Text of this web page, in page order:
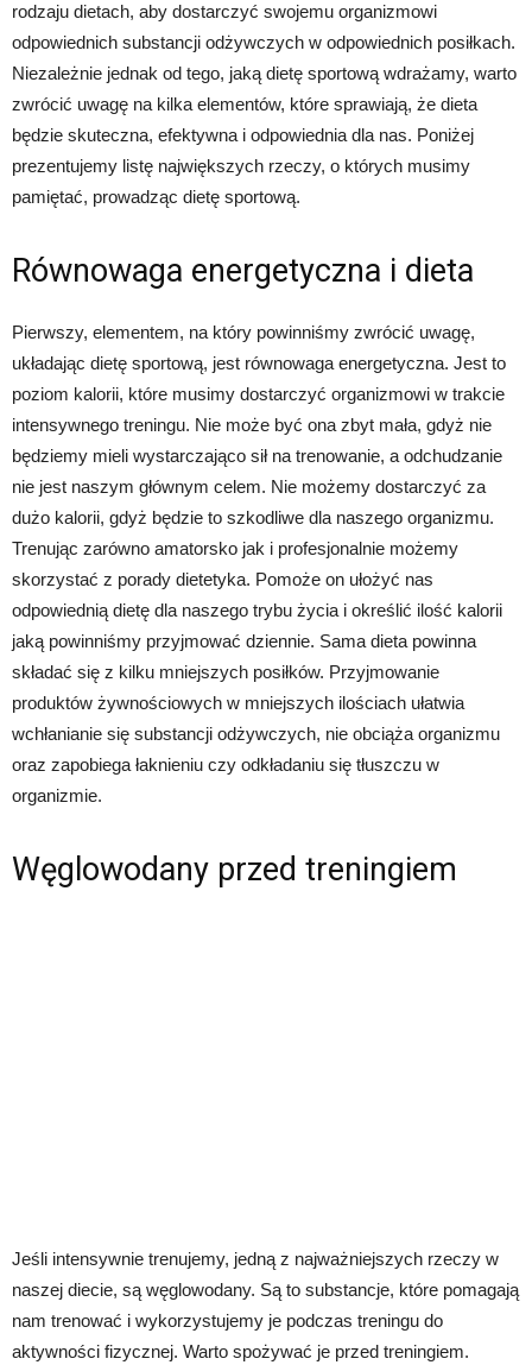
rodzaju dietach, aby dostarczyć swojemu organizmowi
odpowiednich substancji odżywczych w odpowiednich posiłkach.
Niezależnie jednak od tego, jaką dietę sportową wdrażamy, warto
zwrócić uwagę na kilka elementów, które sprawiają, że dieta
będzie skuteczna, efektywna i odpowiednia dla nas. Poniżej
prezentujemy listę największych rzeczy, o których musimy
pamiętać, prowadząc dietę sportową.
Równowaga energetyczna i dieta
Pierwszy, elementem, na który powinniśmy zwrócić uwagę,
układając dietę sportową, jest równowaga energetyczna. Jest to
poziom kalorii, które musimy dostarczyć organizmowi w trakcie
intensywnego treningu. Nie może być ona zbyt mała, gdyż nie
będziemy mieli wystarczająco sił na trenowanie, a odchudzanie
nie jest naszym głównym celem. Nie możemy dostarczyć za
dużo kalorii, gdyż będzie to szkodliwe dla naszego organizmu.
Trenując zarówno amatorsko jak i profesjonalnie możemy
skorzystać z porady dietetyka. Pomoże on ułożyć nas
odpowiednią dietę dla naszego trybu życia i określić ilość kalorii
jaką powinniśmy przyjmować dziennie. Sama dieta powinna
składać się z kilku mniejszych posiłków. Przyjmowanie
produktów żywnościowych w mniejszych ilościach ułatwia
wchłanianie się substancji odżywczych, nie obciąża organizmu
oraz zapobiega łaknieniu czy odkładaniu się tłuszczu w
organizmie.
Węglowodany przed treningiem
Jeśli intensywnie trenujemy, jedną z najważniejszych rzeczy w
naszej diecie, są węglowodany. Są to substancje, które pomagają
nam trenować i wykorzystujemy je podczas treningu do
aktywności fizycznej. Warto spożywać je przed treningiem.